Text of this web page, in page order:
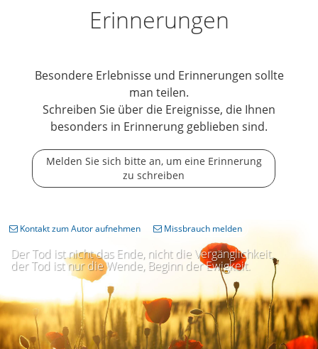
Erinnerungen
Besondere Erlebnisse und Erinnerungen sollte
man teilen.
Schreiben Sie über die Ereignisse, die Ihnen
besonders in Erinnerung geblieben sind.
Melden Sie sich bitte an, um eine Erinnerung
zu schreiben
Der Tod ist nicht das Ende, nicht die Vergänglichkeit,
der Tod ist nur die Wende, Beginn der Ewigkeit.
Kontakt zum Autor aufnehmen Missbrauch melden